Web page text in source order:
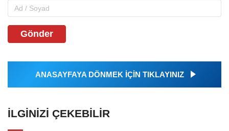
Gönder
ANASAYFAYA DÖNMEK İÇİN TIKLAYINIZ
İLGINIZI ÇEKEBILIR